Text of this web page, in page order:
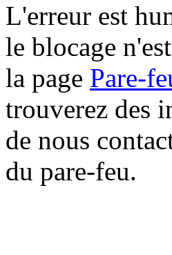
L'erreur est
le blocage
la page Pare-
trouverez des
de nous
du pare-feu.